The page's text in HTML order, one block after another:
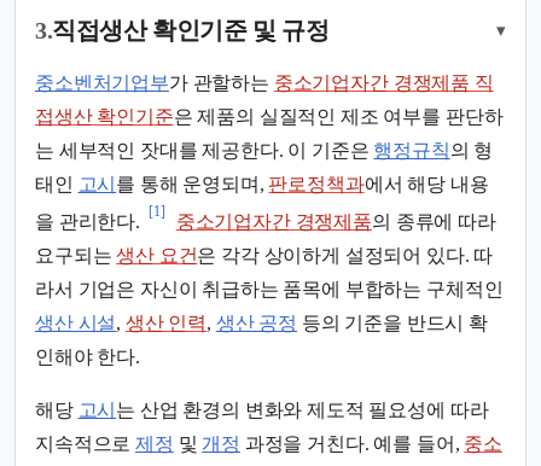
3.직접생산 확인기준 및 규정 ▾
중소벤처기업부가 관할하는 중소기업자간 경쟁제품 직
접생산 확인기준은 제품의 실질적인 제조 여부를 판단하
는 세부적인 잣대를 제공한다. 이 기준은 행정규칙의 형
태인 고시 를 통해 운영되며, 판로정책과에서 해당 내용
을 관리한다.
[1]
중소기업자간 경쟁제품의 종류에 따라
요구되는생산 요건은 각각 상이하게 설정되어 있다. 따
라서 기업은 자신이 취급하는 품목에 부합하는 구체적인
생산 시설, 생산 인력, 생산 공정 등의 기준을 반드시 확
인해야 한다.
해당 고시 는 산업 환경의 변화와 제도적 필요성에 따라
지속적으로제정 및 개정 과정을 거친다. 예를 들어, 중소